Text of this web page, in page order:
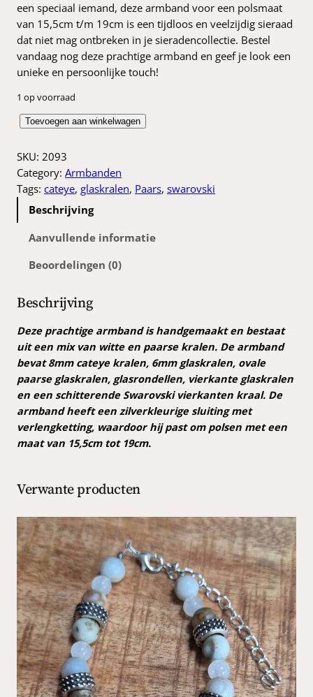
een speciaal iemand, deze armband voor een polsmaat
van 15,5cm t/m 19cm is een tijdloos en veelzijdig sieraad
dat niet mag ontbreken in je sieradencollectie. Bestel
vandaag nog deze prachtige armband en geef je look een
unieke en persoonlijke touch!
1 op voorraad
W
t
/
p
a
r
l
e
n
a
r
m
b
a
a
n
t
a
l
Toevoegen aan winkelwagen
SKU: 2093
Category: Armbanden
Tags: cateye, glaskralen, Paars, swarovski
Beschrijving
Aanvullende informatie
Beoordelingen (0)
Beschrijving
Deze prachtige armband is handgemaakt en bestaat
uit een mix van witte en paarse kralen. De armband
bevat 8mm cateye kralen, 6mm glaskralen, ovale
paarse glaskralen, glasrondellen, vierkante glaskralen
en een schitterende Swarovski vierkanten kraal. De
armband heeft een zilverkleurige sluiting met
verlengketting, waardoor hij past om polsen met een
maat van 15,5cm tot 19cm.
Verwante producten